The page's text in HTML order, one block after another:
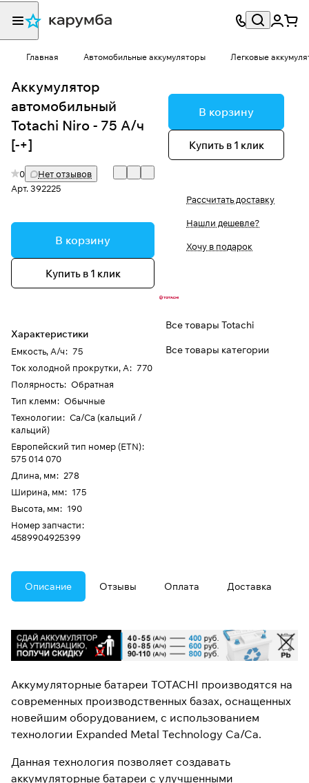
Главная Автомобильные аккумуляторы Легковые
Аккумулятор
автомобильный
Totachi Niro - 75 А/ч
[-+]
0
Нет отзывов
Арт.392225
В корзину
Купить в 1 клик
Характеристики
Емкость, А/ч: 75
Ток холодной прокрутки, А: 770
Полярность: Обратная
Тип клемм: Обычные
Технологии: Ca/Ca (кальций /
кальций)
Европейский тип номер (ETN):
575 014 070
Длина, мм: 278
Ширина, мм: 175
Высота, мм: 190
Номер запчасти:
4589904925399
В корзину
Купить в 1 клик
Рассчитать доставку
Нашли дешевле?
Хочу в подарок
Все товары Totachi
Все товары категории
Описание Отзывы Оплата Доставка
Аккумуляторные батареи TOTACHI производятся на
современных производственных базах, оснащенных
новейшим оборудованием, с использованием
технологии Expanded Metal Technology Ca/Ca.
Данная технология позволяет создавать
аккумуляторные батареи с улучшенными